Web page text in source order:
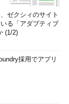
ゼクシィのサイト
る「アダプティブ
(1/2)
採用でアプリ